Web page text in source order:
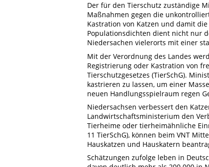
Der für den Tierschutz zuständige
Maßnahmen gegen die
Kastration von Katzen und damit
Populationsdichten dient nicht nur
Niedersachen vielerorts mit einer
Mit der Verordnung des Landes
Registrierung oder Kastration von
Tierschutzgesetzes (TierSchG).
kastrieren zu lassen, um einer
neuen Handlungsspielraum regen
Niedersachsen verbessert den
Landwirtschaftsministerium den
Tierheime oder tierheimähnliche
11 TierSchG), können beim VNT
Hauskatzen und Hauskatern
Schätzungen zufolge leben in